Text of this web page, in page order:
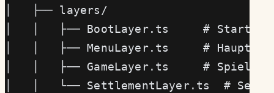
│   ├── layers/
│   │   ├── BootLayer.ts     #
│   │   ├── MenuLayer.ts     #
│   │   ├── GameLayer.ts     # Spiel-
│   │   └── SettlementLayer.ts  #